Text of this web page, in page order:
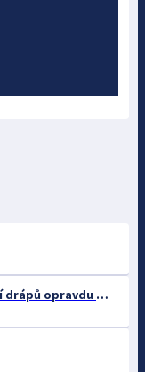
Když kočka škrábe: Je odstranění drápů opravdu řešením? A co říká věda o chování takových koček?